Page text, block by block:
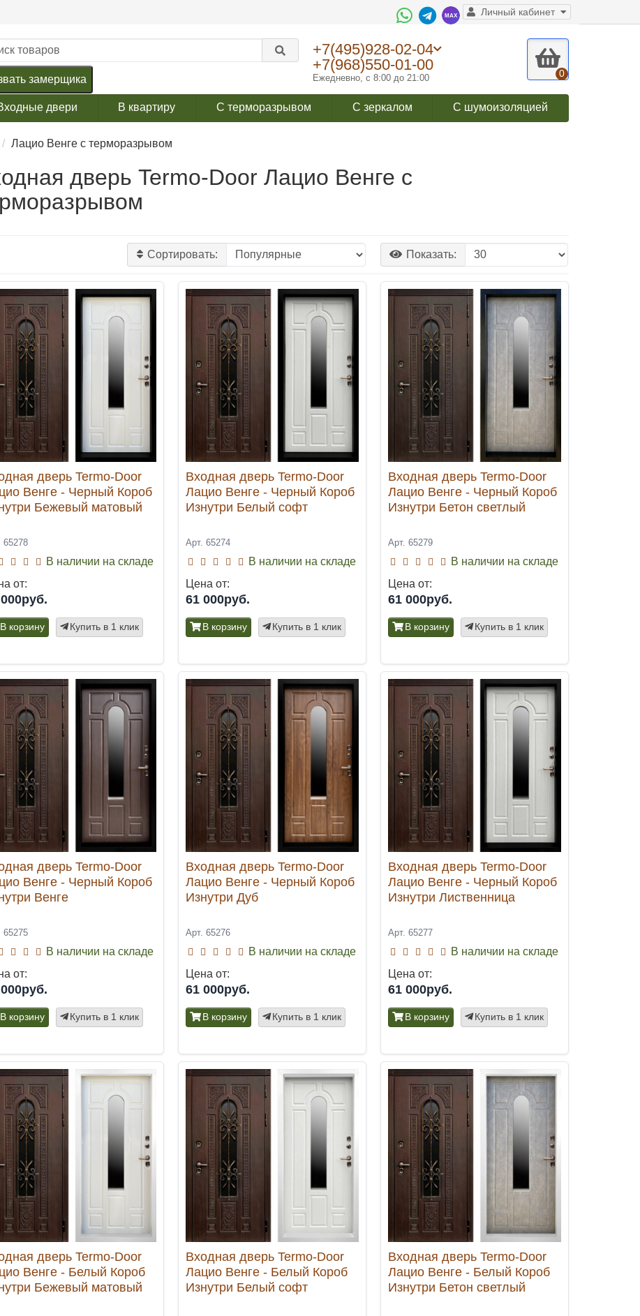
Личный кабинет
+7(495)928-02-04
+7(968)550-01-00
Ежедневно, с 8:00 до 21:00 0
замерщика
двери В квартиру С терморазрывом С зеркалом С шумоизоляцией
Лацио Венге с терморазрывом
дверь Termo-Door Лацио Венге с
Сортировать: Показать:
дверь Termo-Door
Венге - Черный Короб
Бежевый матовый
65278
В наличии на складе
от:
В корзину Купить в 1 клик
Входная дверь Termo-Door
Лацио Венге - Черный Короб
Изнутри Белый софт
Арт. 65274
В наличии на складе
Цена от:
61 000руб.
В корзину Купить в 1 клик
Входная дверь Termo-Door
Лацио Венге - Черный Короб
Изнутри Бетон светлый
Арт. 65279
В наличии на складе
Цена от:
61 000руб.
В корзину Купить в 1 клик
дверь Termo-Door
Венге - Черный Короб
Венге
65275
В наличии на складе
от:
В корзину Купить в 1 клик
Входная дверь Termo-Door
Лацио Венге - Черный Короб
Изнутри Дуб
Арт. 65276
В наличии на складе
Цена от:
61 000руб.
В корзину Купить в 1 клик
Входная дверь Termo-Door
Лацио Венге - Черный Короб
Изнутри Лиственница
Арт. 65277
В наличии на складе
Цена от:
61 000руб.
В корзину Купить в 1 клик
дверь Termo-Door
Венге - Белый Короб
Бежевый матовый
Входная дверь Termo-Door
Лацио Венге - Белый Короб
Изнутри Белый софт
Входная дверь Termo-Door
Лацио Венге - Белый Короб
Изнутри Бетон светлый